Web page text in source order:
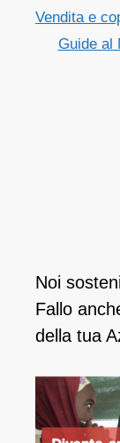
Vendita e
Guide al
Noi
Fallo
della tua